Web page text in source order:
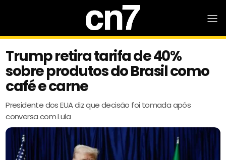
Trump retira tarifa de 40%
sobre produtos do Brasil como
café e carne
Presidente dos EUA diz que decisão foi tomada após
conversa com Lula